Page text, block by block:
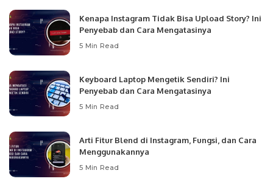
Kenapa Instagram Tidak Bisa Upload Story? Ini
Penyebab dan Cara Mengatasinya
5 Min Read
Keyboard Laptop Mengetik Sendiri? Ini
Penyebab dan Cara Mengatasinya
5 Min Read
Arti Fitur Blend di Instagram, Fungsi, dan Cara
Menggunakannya
5 Min Read